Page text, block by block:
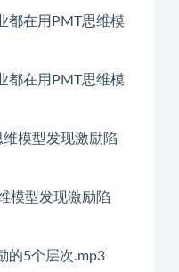
都在用PMT思维模
都在用PMT思维模
模型发现激励陷
模型发现激励陷
的5个层次.mp3